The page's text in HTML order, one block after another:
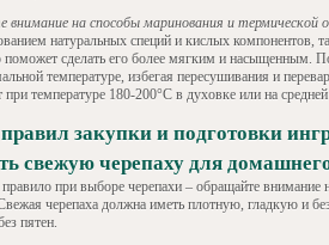
на способы маринования и термической
натуральных специй и кислых компонентов,
поможет сделать его более мягким и насыщенным.
температуре, избегая пересушивания и
при температуре 180-200°C в духовке или на
закупки и подготовки
свежую черепаху для
при выборе черепахи – обращайте внимание
черепаха должна иметь плотную, гладкую и
пятен.